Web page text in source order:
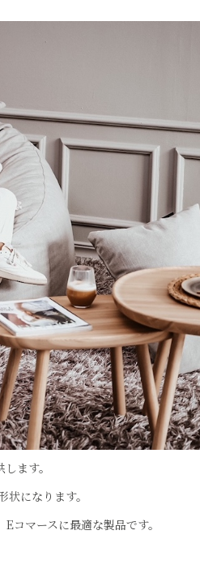
ます。
になります。
コマースに最適な製品です。